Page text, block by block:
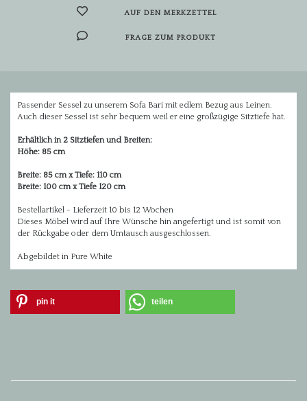
AUF DEN MERKZETTEL
FRAGE ZUM PRODUKT
Passender Sessel zu unserem Sofa Bari mit edlem Bezug aus Leinen.
Auch dieser Sessel ist sehr bequem weil er eine großzügige Sitztiefe hat.
Erhältlich in 2 Sitztiefen und Breiten:
Höhe: 85 cm
Breite: 85 cm x Tiefe: 110 cm
Breite: 100 cm x Tiefe 120 cm
Bestellartikel - Lieferzeit 10 bis 12 Wochen
Dieses Möbel wird auf Ihre Wünsche hin angefertigt und ist somit von
der Rückgabe oder dem Umtausch ausgeschlossen.
Abgebildet in Pure White
pin it teilen